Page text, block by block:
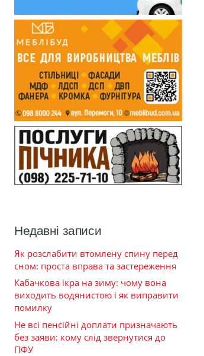
Недавні записи
Як розслабити втомлену спину перед
сном: проста вправа та застереження
Кабачкова ікра на зиму: чому вона
виходить водянистою і як виправити
помилку
Не всі пенсійні доплати призначають
без заяви: кому слід звернутися до
ПФУ